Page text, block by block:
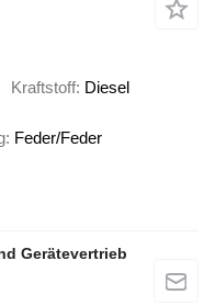
Kraftstoff Diesel
Feder/Feder
Gerätevertrieb